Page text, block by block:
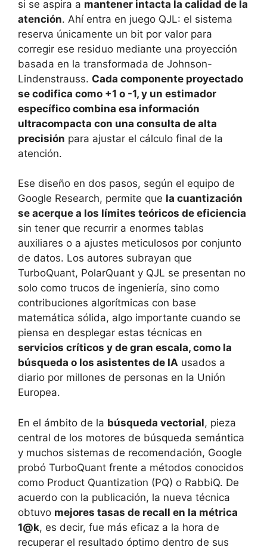
si se aspira a mantener intacta la calidad de la
atención. Ahí entra en juego QJL: el sistema
reserva únicamente un bit por valor para
corregir ese residuo mediante una proyección
basada en la transformada de Johnson-
Lindenstrauss. Cada componente proyectado
se codifica como +1 o -1, y un estimador
específico combina esa información
ultracompacta con una consulta de alta
precisión para ajustar el cálculo final de la
atención.
Ese diseño en dos pasos, según el equipo de
Google Research, permite que la cuantización
se acerque a los límites teóricos de eficiencia
sin tener que recurrir a enormes tablas
auxiliares o a ajustes meticulosos por conjunto
de datos. Los autores subrayan que
TurboQuant, PolarQuant y QJL se presentan no
solo como trucos de ingeniería, sino como
contribuciones algorítmicas con base
matemática sólida, algo importante cuando se
piensa en desplegar estas técnicas en
servicios críticos y de gran escala, como la
búsqueda o los asistentes de IA usados a
diario por millones de personas en la Unión
Europea.
En el ámbito de la búsqueda vectorial, pieza
central de los motores de búsqueda semántica
y muchos sistemas de recomendación, Google
probó TurboQuant frente a métodos conocidos
como Product Quantization (PQ) o RabbiQ. De
acuerdo con la publicación, la nueva técnica
obtuvo mejores tasas de recall en la métrica
1@k, es decir, fue más eficaz a la hora de
recuperar el resultado óptimo dentro de sus